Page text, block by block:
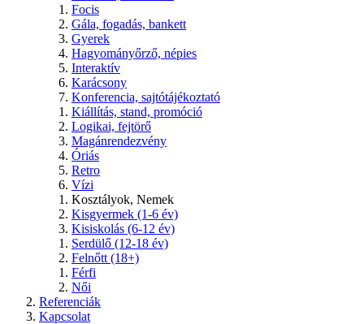
Focis
Gála, fogadás, bankett
Gyerek
Hagyományőrző, népies
Interaktív
Karácsony
Konferencia, sajtótájékoztató
Kiállítás, stand, promóció
Logikai, fejtörő
Magánrendezvény
Óriás
Retro
Vízi
Kosztályok, Nemek
Kisgyermek (1-6 év)
Kisiskolás (6-12 év)
Serdülő (12-18 év)
Felnőtt (18+)
Férfi
Női
Referenciák
Kapcsolat